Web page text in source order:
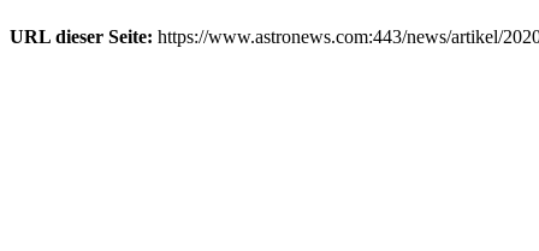
URL dieser Seite: https://www.astronews.com:443/news/artikel/